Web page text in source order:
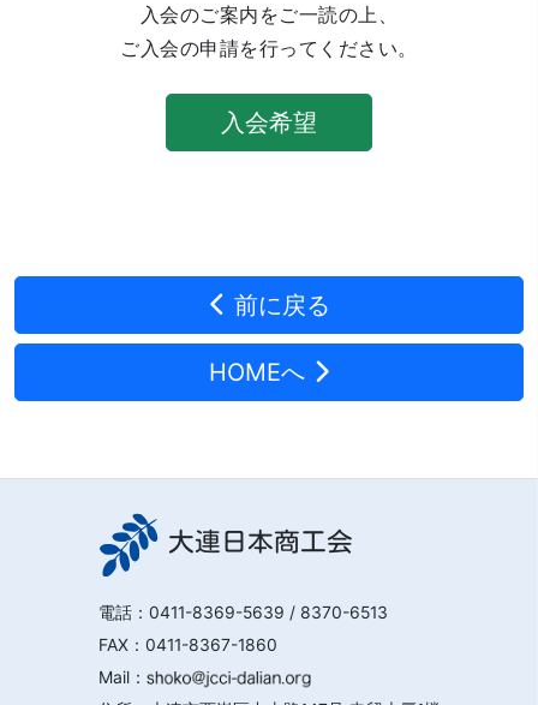
入会のご案内をご一読の上、
ご入会の申請を行ってください。
入会希望
前に戻る
HOMEへ
大連日本商工会
電話： 0411-8369-5639 / 8370-6513
FAX：0411-8367-1860
Mail：